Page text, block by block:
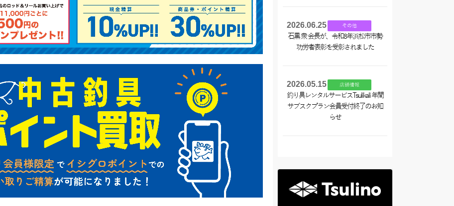
2026.06.25 その他
石黒 衆 会長が、令和8年浜松市市勢
功労者表彰を受彰されました
2026.05.15 店舗情報
釣り具レンタルサービスTsulikali 年間
サブスクプラン会員受付終了のお知
らせ